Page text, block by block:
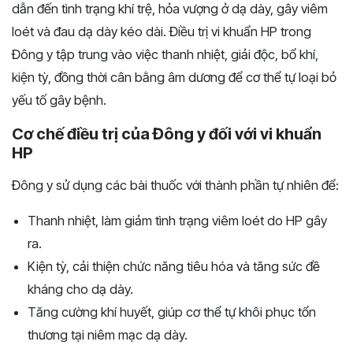
dẫn đến tình trạng khí trệ, hỏa vượng ở dạ dày, gây viêm
loét và đau dạ dày kéo dài. Điều trị vi khuẩn HP trong
Đông y tập trung vào việc thanh nhiệt, giải độc, bổ khí,
kiện tỳ, đồng thời cân bằng âm dương để cơ thể tự loại bỏ
yếu tố gây bệnh.
Cơ chế điều trị của Đông y đối với vi khuẩn
HP
Đông y sử dụng các bài thuốc với thành phần tự nhiên để:
Thanh nhiệt, làm giảm tình trạng viêm loét do HP gây
ra.
Kiện tỳ, cải thiện chức năng tiêu hóa và tăng sức đề
kháng cho dạ dày.
Tăng cường khí huyết, giúp cơ thể tự khôi phục tổn
thương tại niêm mạc dạ dày.